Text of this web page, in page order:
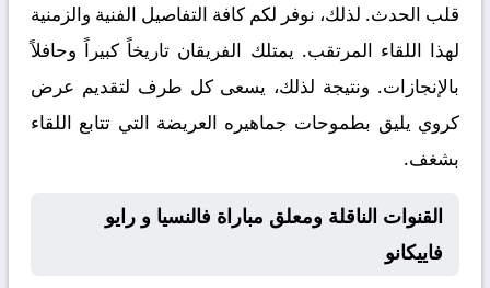
قلب الحدث. لذلك، نوفر لكم كافة التفاصيل الفنية والزمنية
لهذا اللقاء المرتقب. يمتلك الفريقان تاريخاً كبيراً وحافلاً
بالإنجازات. ونتيجة لذلك، يسعى كل طرف لتقديم عرض
كروي يليق بطموحات جماهيره العريضة التي تتابع اللقاء
بشغف.
القنوات الناقلة ومعلق مباراة فالنسيا و رايو
فاييكانو